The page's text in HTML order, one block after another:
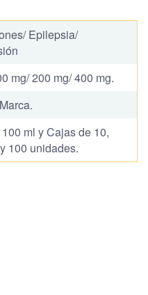
Epilepsia/
mg/ 200 mg/ 400 mg.
ml y Cajas de 10,
100 unidades.